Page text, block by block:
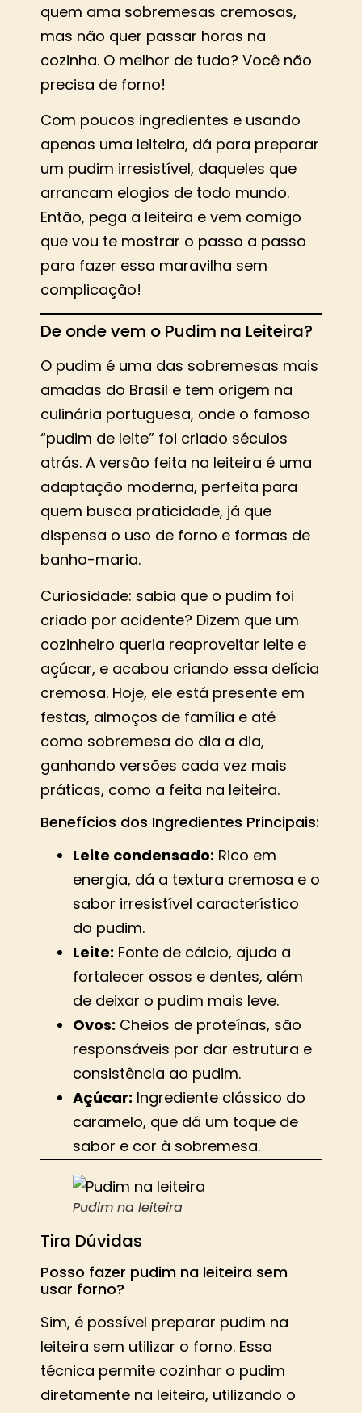
quem ama sobremesas cremosas,
mas não quer passar horas na
cozinha. O melhor de tudo? Você não
precisa de forno!
Com poucos ingredientes e usando
apenas uma leiteira, dá para preparar
um pudim irresistível, daqueles que
arrancam elogios de todo mundo.
Então, pega a leiteira e vem comigo
que vou te mostrar o passo a passo
para fazer essa maravilha sem
complicação!
De onde vem o Pudim na Leiteira?
O pudim é uma das sobremesas mais
amadas do Brasil e tem origem na
culinária portuguesa, onde o famoso
“pudim de leite” foi criado séculos
atrás. A versão feita na leiteira é uma
adaptação moderna, perfeita para
quem busca praticidade, já que
dispensa o uso de forno e formas de
banho-maria.
Curiosidade: sabia que o pudim foi
criado por acidente? Dizem que um
cozinheiro queria reaproveitar leite e
açúcar, e acabou criando essa delícia
cremosa. Hoje, ele está presente em
festas, almoços de família e até
como sobremesa do dia a dia,
ganhando versões cada vez mais
práticas, como a feita na leiteira.
Benefícios dos Ingredientes Principais:
Leite condensado: Rico em
energia, dá a textura cremosa e o
sabor irresistível característico
do pudim.
Leite: Fonte de cálcio, ajuda a
fortalecer ossos e dentes, além
de deixar o pudim mais leve.
Ovos: Cheios de proteínas, são
responsáveis por dar estrutura e
consistência ao pudim.
Açúcar: Ingrediente clássico do
caramelo, que dá um toque de
sabor e cor à sobremesa.
Pudim na leiteira
Tira Dúvidas
Posso fazer pudim na leiteira sem
usar forno?
Sim, é possível preparar pudim na
leiteira sem utilizar o forno. Essa
técnica permite cozinhar o pudim
diretamente na leiteira, utilizando o